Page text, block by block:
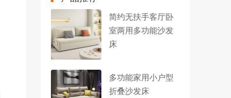
简约无扶手客厅卧
室两用多功能沙发
床
多功能家用小户型
折叠沙发床